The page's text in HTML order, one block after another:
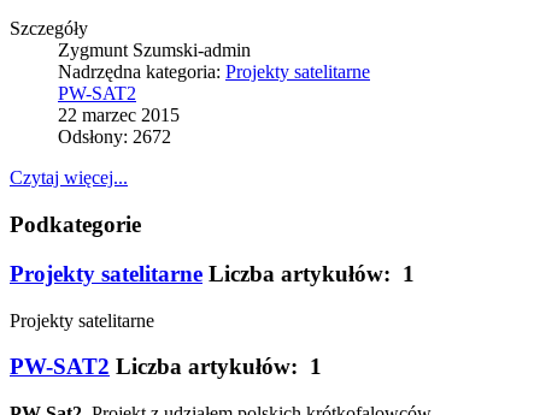
Szczegóły
Zygmunt Szumski-admin
Nadrzędna kategoria: Projekty satelitarne
PW-SAT2
22 marzec 2015
Odsłony: 2672
Czytaj więcej...
Podkategorie
Projekty satelitarne Liczba artykułów: 1
Projekty satelitarne
PW-SAT2 Liczba artykułów: 1